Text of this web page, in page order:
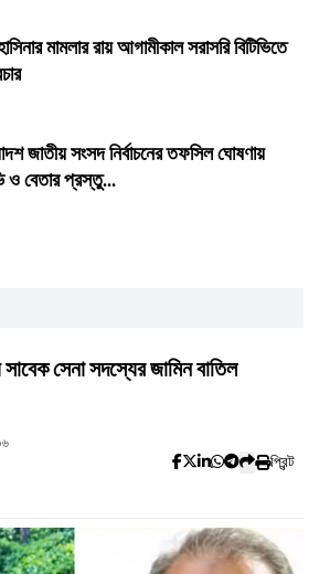
মামলার রায় আগামীকাল সরাসরি বিটিভিতে
জাতীয় সংসদ নির্বাচনের তফসিল ঘোষণায়
ও বেতার প্রস্তু...
সেনা সদস্যের জামিন বাতিল
প্রিন্ট